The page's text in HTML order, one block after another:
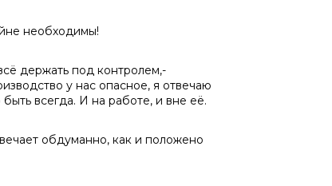
необходимы!
держать под контролем,-
у нас опасное, я отвечаю
всегда. И на работе, и вне её.
обдуманно, как и положено